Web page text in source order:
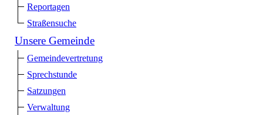
Reportagen
Straßensuche
Unsere Gemeinde
Gemeindevertretung
Sprechstunde
Satzungen
Verwaltung